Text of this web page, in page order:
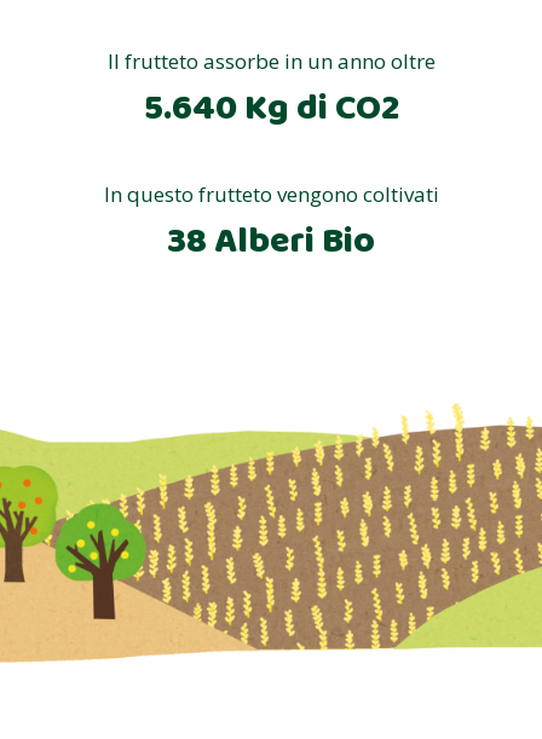
Il frutteto assorbe in un anno oltre
5.640 Kg di CO2
In questo frutteto vengono coltivati
38 Alberi Bio